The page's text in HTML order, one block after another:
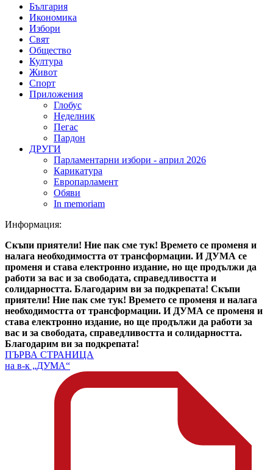
България
Икономика
Избори
Свят
Общество
Култура
Живот
Спорт
Приложения
Глобус
Неделник
Пегас
Пардон
ДРУГИ
Парламентарни избори - април 2026
Карикатура
Европарламент
Обяви
In memoriam
Информация:
Скъпи приятели! Ние пак сме тук! Времето се променя и
налага необходимостта от трансформации. И ДУМА се
променя и става електронно издание, но ще продължи да
работи за вас и за свободата, справедливостта и
солидарността. Благодарим ви за подкрепата! Скъпи
приятели! Ние пак сме тук! Времето се променя и налага
необходимостта от трансформации. И ДУМА се променя и
става електронно издание, но ще продължи да работи за
вас и за свободата, справедливостта и солидарността.
Благодарим ви за подкрепата!
ПЪРВА СТРАНИЦА
на в-к „ДУМА“